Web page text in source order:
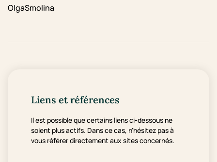
OlgaSmolina
Liens et références
Il est possible que certains liens ci-dessous ne
soient plus actifs. Dans ce cas, n'hésitez pas à
vous référer directement aux sites concernés.